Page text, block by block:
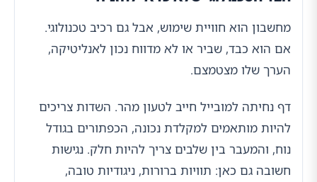
מחשבון הוא חוויית שימוש, אבל גם רכיב טכנולוגי.
אם הוא כבד, שביר או לא מדווח נכון לאנליטיקה,
הערך שלו מצטמצם.
דף נחיתה למובייל חייב לטעון מהר. השדות צריכים
להיות מותאמים למקלדת נכונה, הכפתורים בגודל
נוח, והמעבר בין שלבים צריך להיות חלק. נגישות
חשובה גם כאן: תוויות ברורות, ניגודיות טובה,